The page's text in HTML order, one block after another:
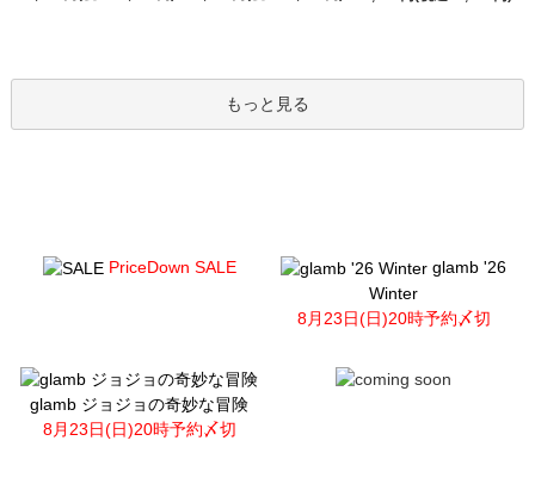
もっと見る
PriceDown SALE
glamb '26
Winter
8月23日(日)20時予約〆切
glamb ジョジョの奇妙な冒険
8月23日(日)20時予約〆切